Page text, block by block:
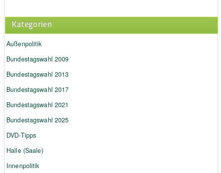
Kategorien
Außenpolitik
Bundestagswahl 2009
Bundestagswahl 2013
Bundestagswahl 2017
Bundestagswahl 2021
Bundestagswahl 2025
DVD-Tipps
Halle (Saale)
Innenpolitik